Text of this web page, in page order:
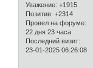
Уважение: +1915
Позитив: +2314
Провел на форуме:
22 дня 23 часа
Последний визит:
23-01-2025 06:26:08